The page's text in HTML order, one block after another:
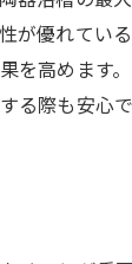
のリラクゼ
力
の特徴
優れてい
高めま
際も安